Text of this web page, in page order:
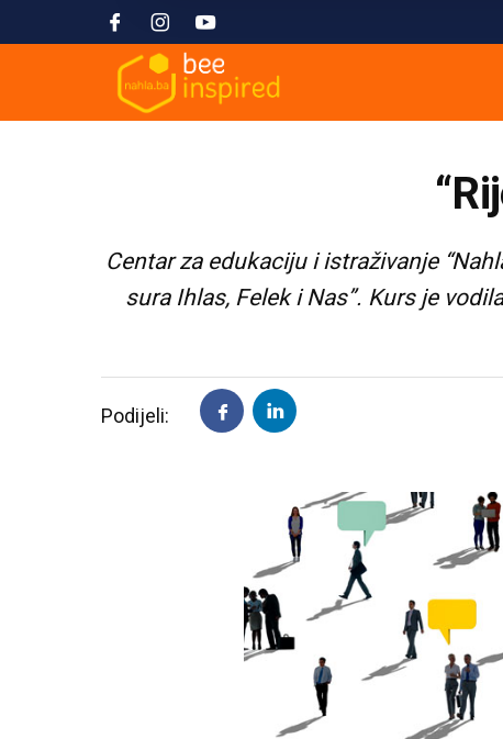
Centar za edukaciju i istraživanje
sura Ihlas, Felek i Nas”. Kurs je
Podijeli: